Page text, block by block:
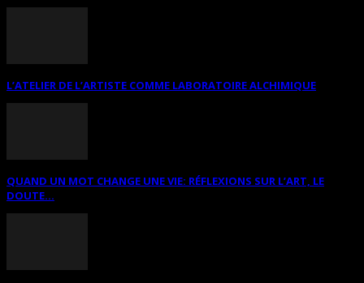
L’ATELIER DE L’ARTISTE COMME LABORATOIRE ALCHIMIQUE
QUAND UN MOT CHANGE UNE VIE: RÉFLEXIONS SUR L’ART, LE
DOUTE...